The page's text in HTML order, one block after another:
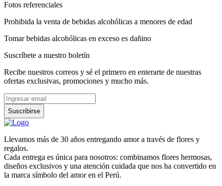
Fotos referenciales
Prohibida la venta de bebidas alcohólicas a menores de edad
Tomar bebidas alcohólicas en exceso es dañino
Suscríbete a nuestro boletín
Recibe nuestros correos y sé el primero en enterarte de nuestras
ofertas exclusivas, promociones y mucho más.
Suscribirse
Llevamos más de 30 años entregando amor a través de flores y
regalos.
Cada entrega es única para nosotros: combinamos flores hermosas,
diseños exclusivos y una atención cuidada que nos ha convertido en
la marca símbolo del amor en el Perú.